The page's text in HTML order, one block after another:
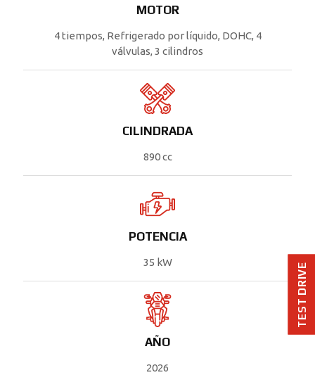
MOTOR
4 tiempos, Refrigerado por líquido, DOHC, 4
válvulas, 3 cilindros
CILINDRADA
890 cc
POTENCIA
35 kW
AÑO
2026
TEST DRIVE